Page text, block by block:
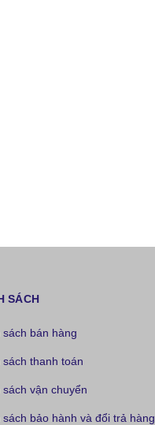
SÁCH
sách bán hàng
sách thanh toán
vận chuyển
sách bảo hành và đổi trả hàng